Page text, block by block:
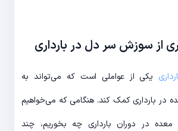
از سوزش سر دل در بارداری
یکی از عواملی است که می‌تواند به
در بارداری کمک کند. هنگامی که می‌خواهیم
معده در دوران بارداری چه بخوریم، چند